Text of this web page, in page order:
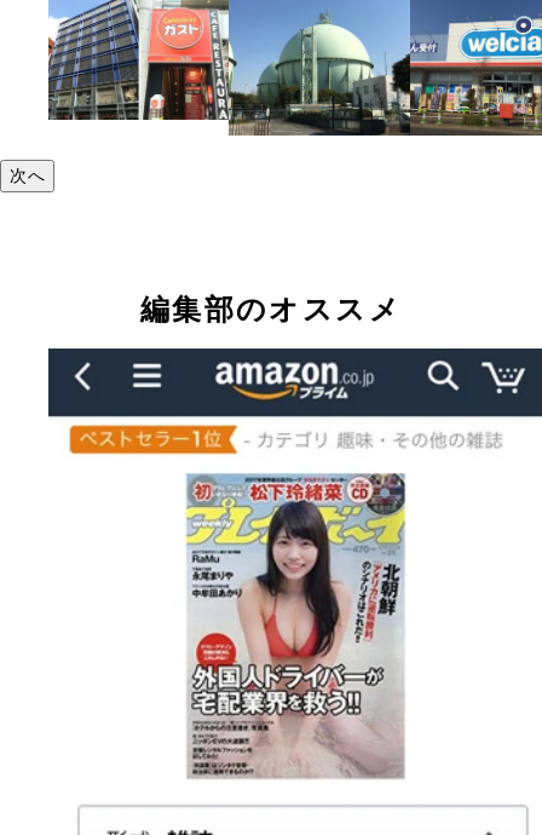
次へ
編集部のオススメ